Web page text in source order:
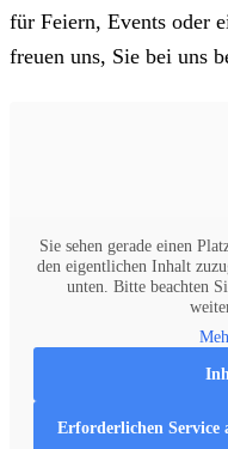
für Feiern, Events oder
freuen uns, Sie bei uns
Sie sehen gerade einen
den eigentlichen Inhalt
unten. Bitte beachten
Erforderlichen Service